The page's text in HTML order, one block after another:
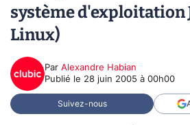
système d'exploitation
Linux)
Par Alexandre Habian
Publié le 28 juin 2005 à 00h00
Suivez-nous